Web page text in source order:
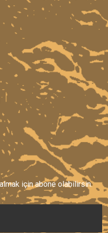
için abone olabilirsin.